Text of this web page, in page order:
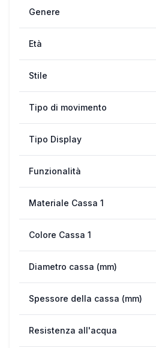
Genere
Età
Stile
Tipo di movimento
Tipo Display
Funzionalità
Materiale Cassa 1
Colore Cassa 1
Diametro cassa (mm)
Spessore della cassa (mm)
Resistenza all'acqua